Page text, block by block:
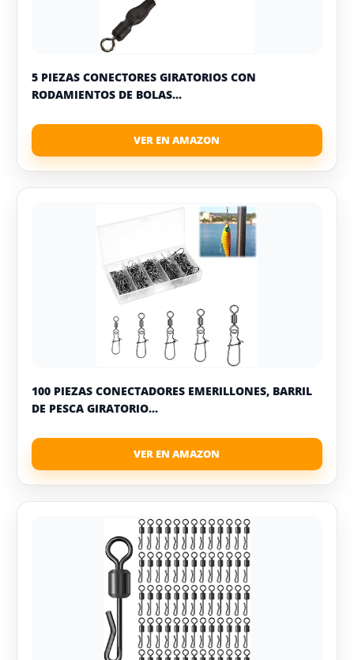
5 PIEZAS CONECTORES GIRATORIOS CON
RODAMIENTOS DE BOLAS...
100 PIEZAS CONECTADORES EMERILLONES, BARRIL
DE PESCA GIRATORIO...